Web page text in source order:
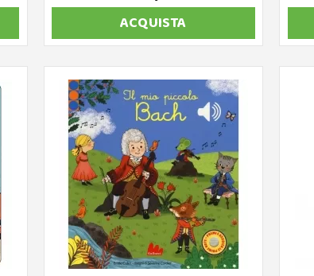
ACQUISTA